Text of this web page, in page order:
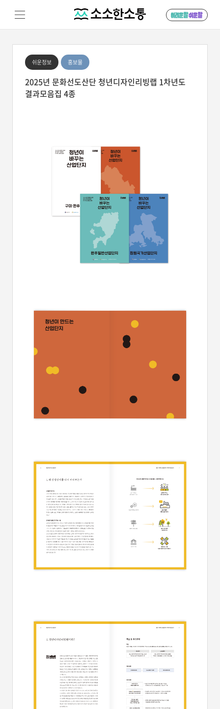
쉬운정보 홍보물
2025년 문화선도산단 청년디자인리빙랩 1차년도
결과모음집 4종